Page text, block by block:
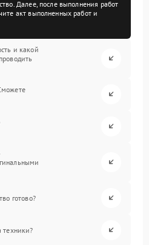
Далее, после выполнения работ
акт выполненных работ и
и какой
готово?
техники?